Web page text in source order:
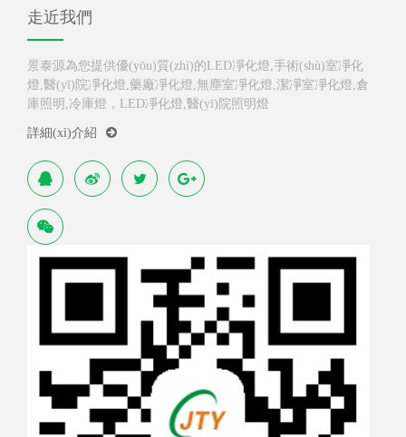
走近我們
景泰源為您提供優(yōu)質(zhì)的LED凈化燈,手術(shù)室凈化
燈,醫(yī)院凈化燈,藥廠凈化燈,無塵室凈化燈,潔凈室凈化燈,倉
庫照明,冷庫燈，LED凈化燈,醫(yī)院照明燈
詳細(xì)介紹